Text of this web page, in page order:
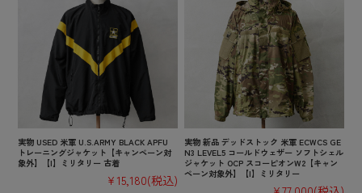
実物 USED 米軍 U.S.ARMY BLACK APFU
トレーニングジャケット【キャンペーン対
象外】【I】ミリタリー 古着
¥15,180(税込)
実物 新品 デッドストック 米軍 ECWCS GE
N3 LEVEL5 コールドウェザー ソフトシェル
ジャケット OCP スコーピオンW2【キャン
ペーン対象外】【I】ミリタリー